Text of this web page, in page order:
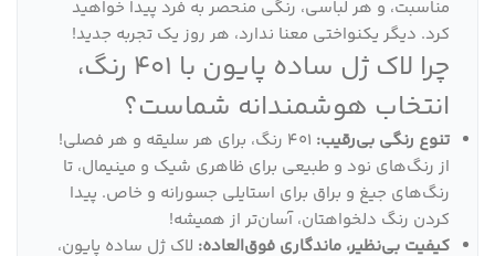
مناسبت، و هر لباسی، رنگی منحصر به فرد پیدا خواهید
کرد. دیگر یکنواختی معنا ندارد، هر روز یک تجربه جدید!
چرا لاک ژل ساده پایون با 401 رنگ،
انتخاب هوشمندانه شماست؟
تنوع رنگی بی‌رقیب:
401 رنگ، برای هر سلیقه و هر فصلی!
از رنگ‌های نود و طبیعی برای ظاهری شیک و مینیمال، تا
رنگ‌های جیغ و براق برای استایلی جسورانه و خاص. پیدا
کردن رنگ دلخواهتان، آسان‌تر از همیشه!
کیفیت بی‌نظیر، ماندگاری فوق‌العاده: لاک ژل ساده پایون،